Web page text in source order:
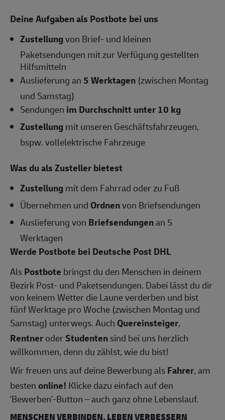
Deine Aufgaben als Postbote bei uns
Zustellungvon Brief- und kleinen
Paketsendungen mit zur Verfügung gestellten
Hilfsmitteln
Auslieferung an5 Werktagen (zwischen Montag
und Samstag)
Sendungen im Durchschnitt unter 10 kg
Zustellungmit unseren Geschäftsfahrzeugen,
bspw. vollelektrische Fahrzeuge
Was du als Zusteller bietest
Zustellungmit dem Fahrrad oder zu Fuß
Übernehmen und Ordnenvon Briefsendungen
Auslieferung von Briefsendungenan 5
Werktagen
Werde Postbote bei Deutsche Post DHL
AlsPostbote bringst du den Menschen in deinem
Bezirk Post- und Paketsendungen. Dabei lässt du dir
von keinem Wetter die Laune verderben und bist
fünf Werktage pro Woche (zwischen Montag und
Samstag) unterwegs. Auch Quereinsteiger,
RentneroderStudentensind bei uns herzlich
willkommen, denn du zählst, wie du bist!
Wir freuen uns auf deine Bewerbung alsFahrer, am
bestenonline! Klicke dazu einfach auf den
'Bewerben'-Button – auch ganz ohne Lebenslauf.
MENSCHEN VERBINDEN, LEBEN VERBESSERN